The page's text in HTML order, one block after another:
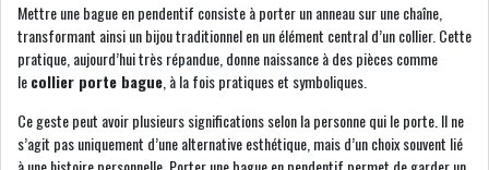
Mettre une bague en pendentif consiste à porter un anneau sur une chaîne,
transformant ainsi un bijou traditionnel en un élément central d’un collier. Cette
pratique, aujourd’hui très répandue, donne naissance à des pièces comme
lecollier porte bague , à la fois pratiques et symboliques.
Ce geste peut avoir plusieurs significations selon la personne qui le porte. Il ne
s’agit pas uniquement d’une alternative esthétique, mais d’un choix souvent lié